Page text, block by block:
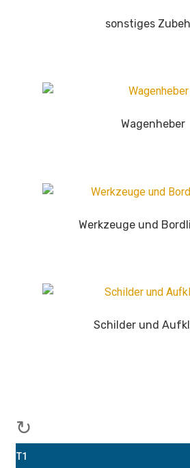
sonstiges
Wagenheber
Werkzeuge und
Schilder und
↻
T1